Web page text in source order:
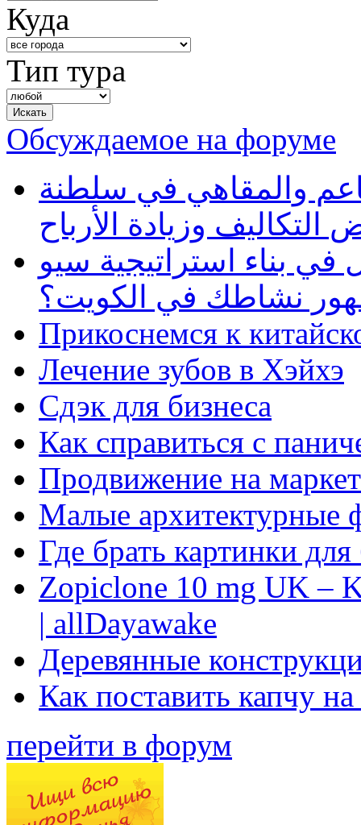
Куда
Тип тура
Обсуждаемое на форуме
والمقاهي في سلطنة
وزيادة الأرباح
بناء استراتيجية سيو
نشاطك في الكويت؟
Прикоснемся к
Лечение зубов в Хэйхэ
Сдэк для бизнеса
Как справиться с
Продвижение на
Малые архитектурные
Где брать картинки
Zopiclone 10 mg UK –
| allDayawake
Деревянные
Как поставить капчу
перейти в форум